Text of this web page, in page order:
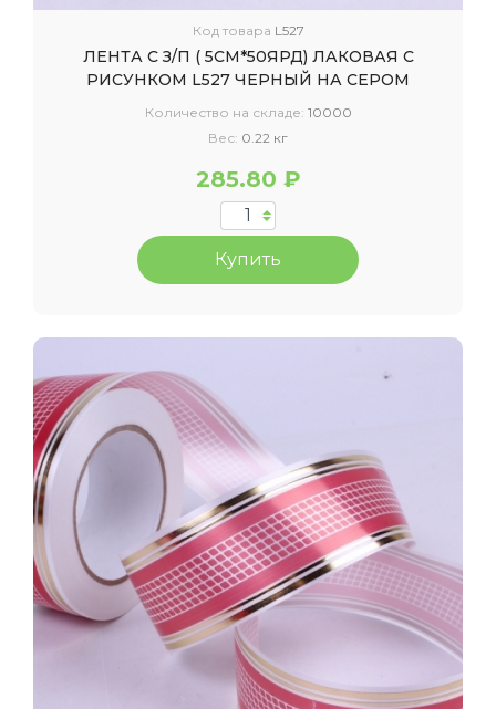
Код товара L527
ЛЕНТА С З/П ( 5СМ*50ЯРД) ЛАКОВАЯ С
РИСУНКОМ L527 ЧЕРНЫЙ НА СЕРОМ
Количество на складе: 10000
Вес: 0.22 кг
285.80 ₽
Купить